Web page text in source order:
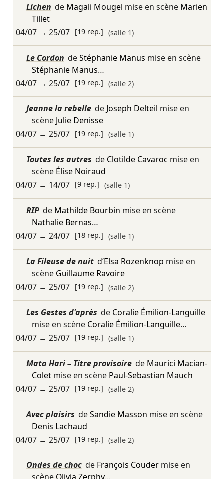
Lichen de Magali Mougel mise en scène Marien
Tillet
04/07→ 25/07 [19 rep.] (salle 1)
Le Cordon deStéphanie Manus mise en scène
Stéphanie Manus…
04/07→ 25/07 [19 rep.] (salle 2)
Jeanne la rebelle de Joseph Delteil mise en
scène Julie Denisse
04/07→ 25/07 [19 rep.] (salle 1)
Toutes les autres de Clotilde Cavaroc mise en
scène Élise Noiraud
04/07→ 14/07 [9 rep.] (salle 1)
RIP de Mathilde Bourbin mise en scène
Nathalie Bernas…
04/07→ 24/07 [18 rep.] (salle 1)
La Fileuse de nuit d’Elsa Rozenknop mise en
scène Guillaume Ravoire
04/07→ 25/07 [19 rep.] (salle 2)
Les Gestes d'après de Coralie Émilion-Languille
mise en scène Coralie Émilion-Languille…
04/07→ 25/07 [19 rep.] (salle 1)
Mata Hari – Titre provisoire de Maurici Macian-
Coletmise en scène Paul-Sebastian Mauch
04/07→ 25/07 [19 rep.] (salle 2)
Avec plaisirs deSandie Masson mise en scène
Denis Lachaud
04/07→ 25/07 [19 rep.] (salle 2)
Ondes de choc de François Coudermise en